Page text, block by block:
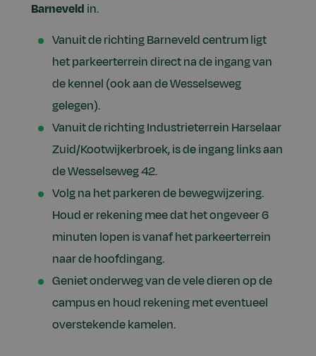
Barneveld in.
Vanuit de richting Barneveld centrum ligt
het parkeerterrein direct na de ingang van
de kennel (ook aan de Wesselseweg
gelegen).
Vanuit de richting Industrieterrein Harselaar
Zuid/Kootwijkerbroek, is de ingang links aan
de Wesselseweg 42.
Volg na het parkeren de bewegwijzering.
Houd er rekening mee dat het ongeveer 6
minuten lopen is vanaf het parkeerterrein
naar de hoofdingang.
Geniet onderweg van de vele dieren op de
campus en houd rekening met eventueel
overstekende kamelen.